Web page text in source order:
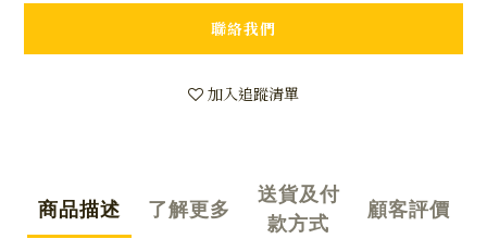
聯絡我們
加入追蹤清單
商品描述 了解更多
送貨及付
款方式
顧客評價